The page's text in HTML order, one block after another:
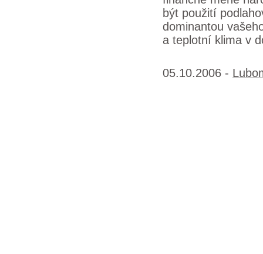
být použití
dominantou
a teplotní klima v
05.10.2006 -